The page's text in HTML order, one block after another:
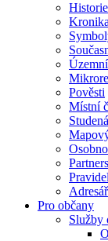
Historie
Pověsti
Místní
Pro občany
Služby